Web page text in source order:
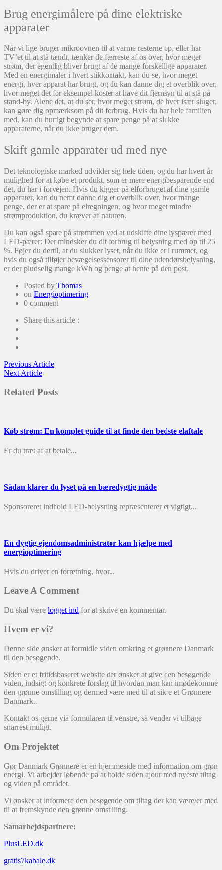
Brug energimålere på dine elektriske
apparater
Når vi lige bruger mikroovnen til at varme resterne op, eller har
TV’et til at stå tændt, tænker de færreste af os over, hvor meget
strøm, der egentlig bliver brugt af de mange forskellige apparater.
Med en energimåler i hvert stikkontakt, kan du se, hvor meget
energi, hver apparat har brugt, og du kan danne dig et overblik over,
hvor meget det for eksempel koster at have dit fjernsyn til at stå på
stand-by. Alene det, at du ser, hvor meget strøm, de hver især sluger,
kan gøre dig opmærksom på dit forbrug. Hvis du har hele familien
med, kan du hurtigt begynde at spare penge på at slukke
apparaterne, når du ikke bruger dem.
Skift gamle apparater ud med nye
Det teknologiske marked udvikler sig hele tiden, og du har hvert år
mulighed for at købe et produkt, som er mere energibesparende end
det, du har i forvejen. Hvis du kigger på elforbruget af dine gamle
apparater, kan du nemt danne dig et overblik over, hvor mange
penge, der er at spare på elregningen, og hvor meget mindre
strømproduktion, du kræver af naturen.
Du kan også spare på strømmen ved at udskifte dine lyspærer med
LED-pærer: Der mindsker du dit forbrug til belysning med op til 25
%. Føjer du dertil, at du slukker lyset, når du ikke er i rummet, og
hvis du også tilføjer bevægelsessensorer til dine udendørsbelysning,
er der pludselig mange kWh og penge at hente på den post.
Posted by Thomas
on Energioptimering
0 comment
Share this article :
Indlægsnavigation
Previous ArticlePrevious
Next ArticleNext
Related Posts
Køb strøm: En komplet guide til at finde den bedste elaftale
Er du træt af at betale...
Sådan klarer du lyset på en bæredygtig måde
Sponsoreret indhold LED-belysning repræsenterer et vigtigt...
En dygtig ejendomsadministrator kan hjælpe med
energioptimering
Hvis du driver en forretning, hvor...
Leave A Comment
Du skal være logget ind for at skrive en kommentar.
Hvem er vi?
Denne side ønsker at formidle viden omkring et grønnere Danmark
til den besøgende.
Siden er et fritidsbaseret website der ønsker at give den besøgende
viden, indsigt og konkrete forslag til hvordan man kan imødekomme
den grønne omstilling og dermed være med til at sikre et Grønnere
Danmark..
Kontakt os gerne via formularen til venstre, så vender vi tilbage
snarrest muligt.
Om Projektet
Gør Danmark Grønnere er en hjemmeside med information om grøn
energi. Vi arbejder løbende på at holde siden ajour med nyeste tiltag
og viden på området.
Vi ønsker at informere den besøgende om tiltag der kan være/er med
til at fremskynde den grønne omstilling.
Samarbejdspartnere:
PlusLED.dk
gratis7kabale.dk